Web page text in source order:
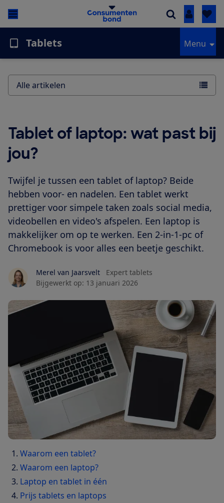
Inloggen
Tablets Menu
Tablet of laptop: wat past bij
jou?
Twijfel je tussen een tablet of laptop? Beide
hebben voor- en nadelen. Een tablet werkt
prettiger voor simpele taken zoals social media,
videobellen en video's afspelen. Een laptop is
makkelijker om op te werken. Een 2-in-1-pc of
Chromebook is voor alles een beetje geschikt.
Merel van Jaarsvelt
Expert tablets
Bijgewerkt op: 13 januari 2026
Waarom een tablet?
Waarom een laptop?
Laptop en tablet in één
Prijs tablets en laptops
Alle artikelen